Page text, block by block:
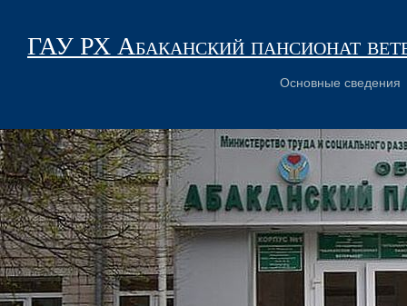
ГАУ РХ Абаканский пансионат
Основные сведения